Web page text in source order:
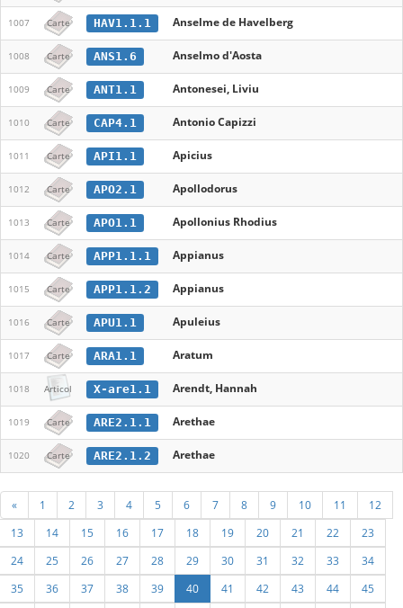
1007 Carte HAV1.1.1 Anselme de Havelberg
1008 Carte ANS1.6 Anselmo d'Aosta
1009 Carte ANT1.1 Antonesei, Liviu
1010 Carte CAP4.1 Antonio Capizzi
1011 Carte API1.1 Apicius
1012 Carte APO2.1 Apollodorus
1013 Carte APO1.1 Apollonius Rhodius
1014 Carte APP1.1.1 Appianus
1015 Carte APP1.1.2 Appianus
1016 Carte APU1.1 Apuleius
1017 Carte ARA1.1 Aratum
1018 Articol X-are1.1 Arendt, Hannah
1019 Carte ARE2.1.1 Arethae
1020 Carte ARE2.1.2 Arethae
« 1 2 3 4 5 6 7 8 9 10 11
12
13
14 15 16 17 18 19 20 21 22
23
24
25 26 27 28 29 30 31 32 33
34
35
36 37 38 39 40 41 42 43 44
45